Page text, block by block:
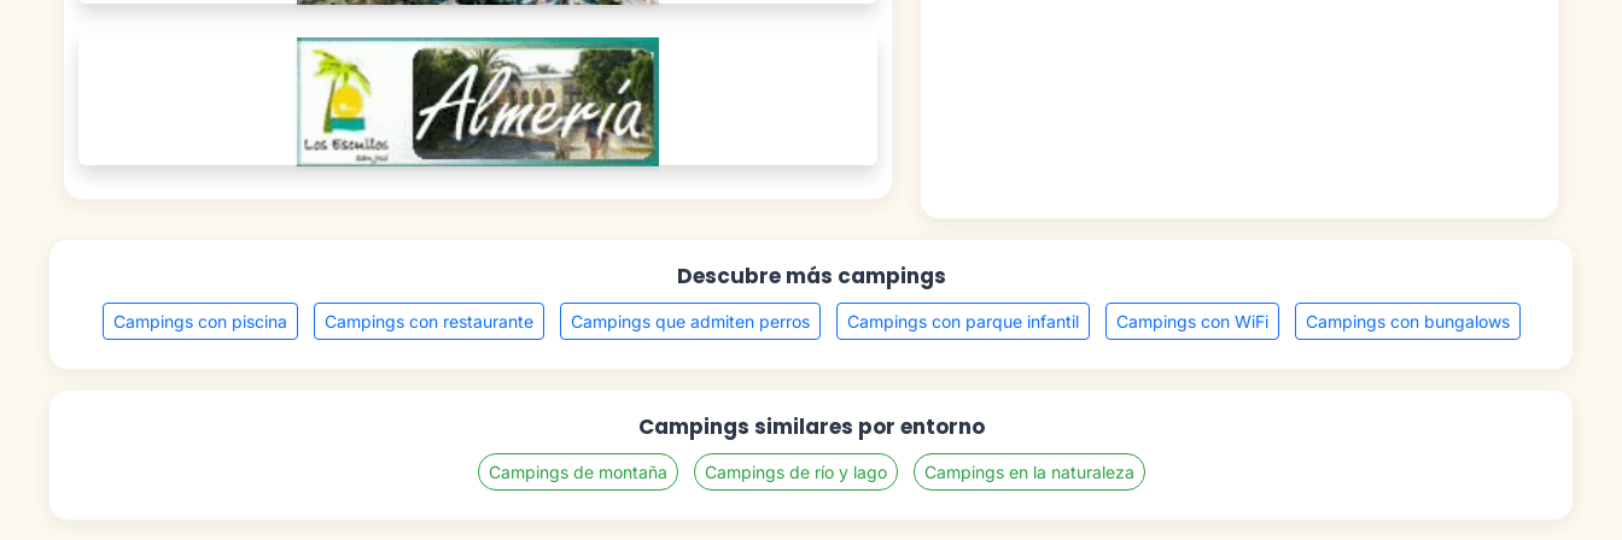
Descubre más campings
Campings con piscina Campings con restaurante Campings que admiten perros Campings con parque infantil Campings con WiFi Campings con bungalows
Campings similares por entorno
Campings de montaña Campings de río y lago Campings en la naturaleza